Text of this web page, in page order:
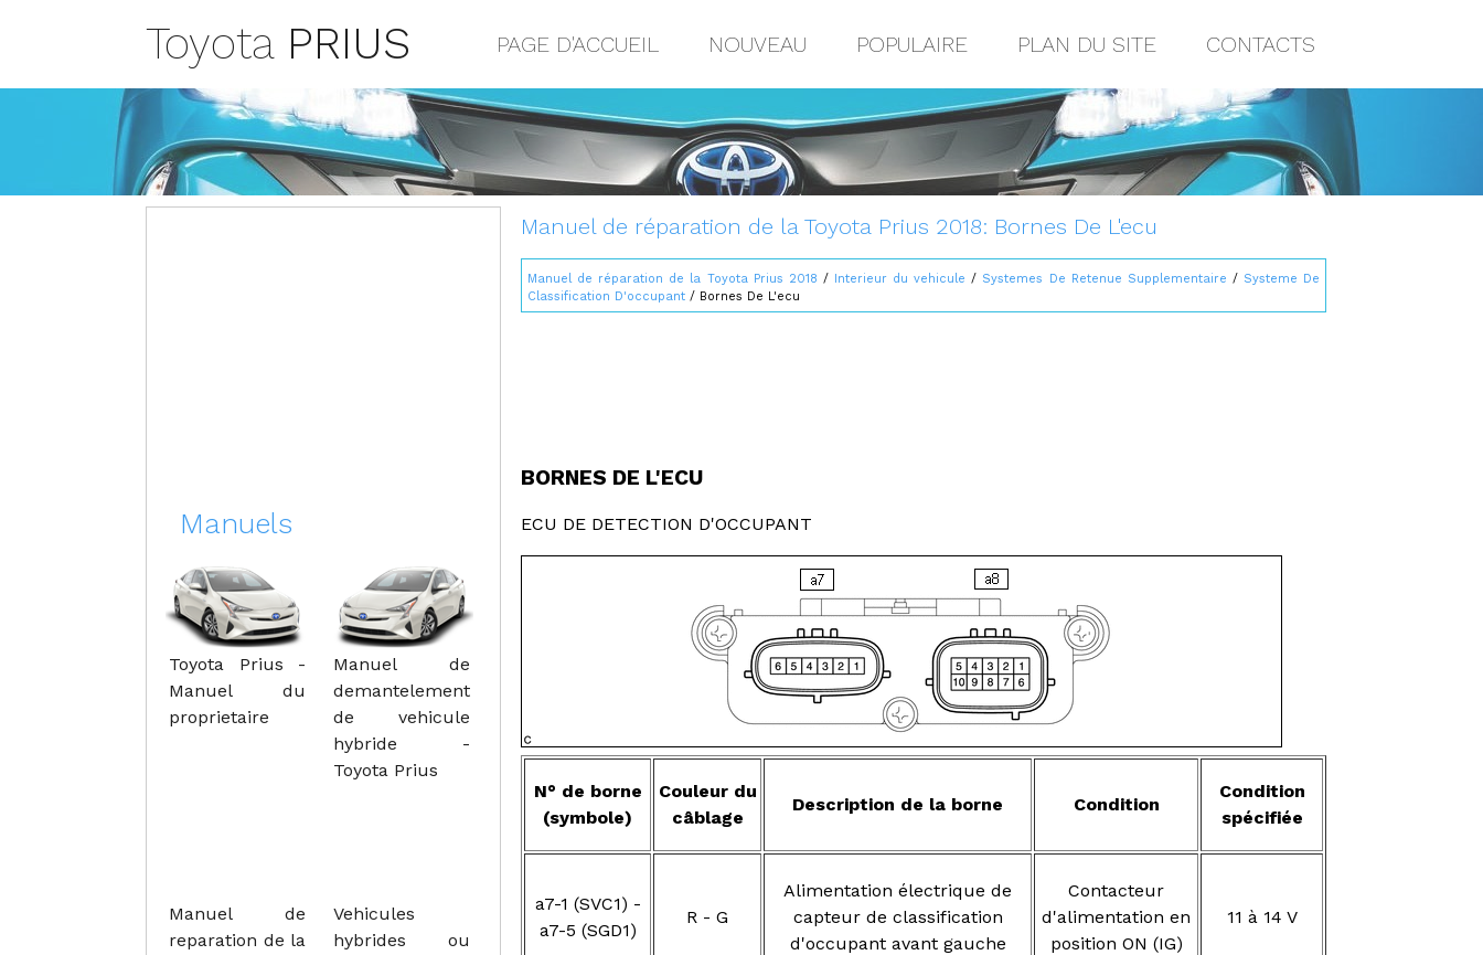
Toyota PRIUS PAGE D'ACCUEIL NOUVEAU POPULAIRE PLAN DU SITE CONTACTS
Manuel de réparation de la Toyota Prius 2018: Bornes De L'ecu
Manuel de réparation de la Toyota Prius 2018 / Interieur du vehicule / Systemes De Retenue Supplementaire / Systeme De
Classification D'occupant / Bornes De L'ecu
BORNES DE L'ECU
ECU DE DETECTION D'OCCUPANT
N° de borne
(symbole)
Couleur du
câblage
Description de la borne Condition
Condition
spécifiée
a7-1 (SVC1) -
a7-5 (SGD1)
R - G
Alimentation électrique de
capteur de classification
d'occupant avant gauche
Contacteur
d'alimentation en
position ON (IG)
11 à 14 V
Manuels
Toyota Prius -
Manuel du
proprietaire
Manuel de
demantelement
de vehicule
hybride -
Toyota Prius
Manuel de
reparation de la
Vehicules
hybrides ou